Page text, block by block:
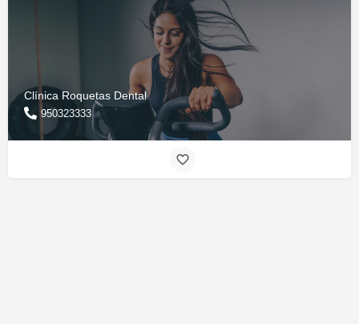
Clínica Roquetas Dental
950323333